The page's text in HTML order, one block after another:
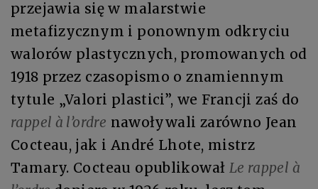
przejawia się w malarstwie
metafizycznym i ponownym odkryciu
walorów plastycznych, promowanych od
1918 przez czasopismo o znamiennym
tytule „Valori plastici”, we Francji zaś do
rappel à l’ordre nawoływali zarówno Jean
Cocteau, jak i André Lhote, mistrz
Tamary. Cocteau opublikował Le rappel à